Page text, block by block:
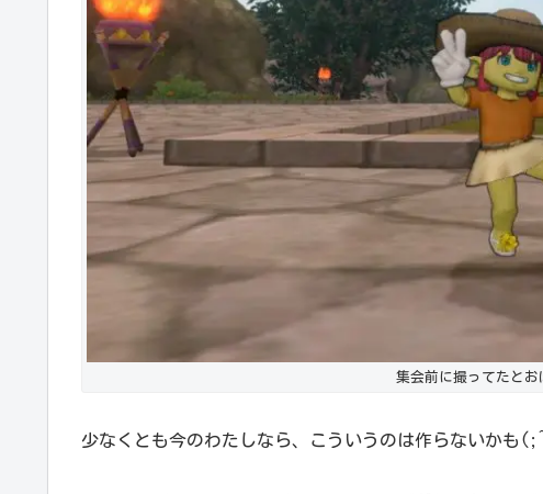
集会前に撮ってたとお
少なくとも今のわたしなら、こういうのは作らないかも